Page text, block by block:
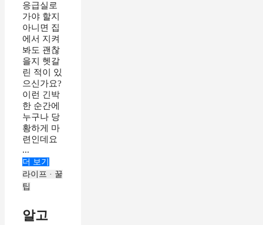
응급실로
가야 할지
아니면 집
에서 지켜
봐도 괜찮
을지 헷갈
린 적이 있
으신가요?
이런 긴박
한 순간에
누구나 당
황하게 마
련인데요
...
더 보기
라이프 · 꿀
팁
알고